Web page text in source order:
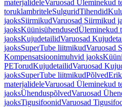
materjalideleVaruosad Üleminekud
toruklambriteleSulguridTihendid
jaoksSiirmikudVaruosad Siirmikud
jaoksKüünisühendusedÜleminekud
jaoksKujudetailidVaruosad
jaoksSuperTube liitmikudVaruosad
Kompensatsioonimuhvid jaoks
PETorudKujudetailidVaruosad
jaoksSuperTube liitmikudPõlved
materjalideleVaruosad Üleminekud
jaoksÜhenduspõlvedVaruosad
jaoksTigusifoonidVaruosad